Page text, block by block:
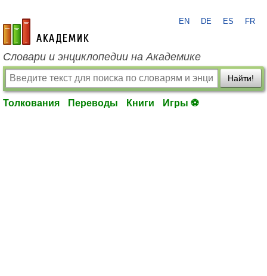
academic.ru
EN DE ES FR
Словари и энциклопедии на Академике
Найти!
Толкования Переводы Книги Игры ⚽